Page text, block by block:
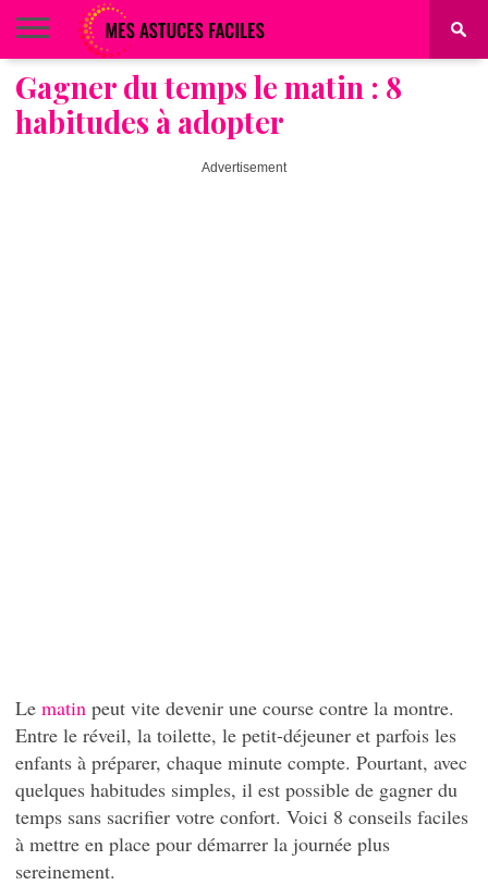
BEAUTÉ
COIFFURE
ALIMENTATION
MAQUILLAGE
MAISON
Gagner du temps le matin : 8
habitudes à adopter
Advertisement
Le matin peut vite devenir une course contre la montre.
Entre le réveil, la toilette, le petit-déjeuner et parfois les
enfants à préparer, chaque minute compte. Pourtant, avec
quelques habitudes simples, il est possible de gagner du
temps sans sacrifier votre confort. Voici 8 conseils faciles
à mettre en place pour démarrer la journée plus
sereinement.